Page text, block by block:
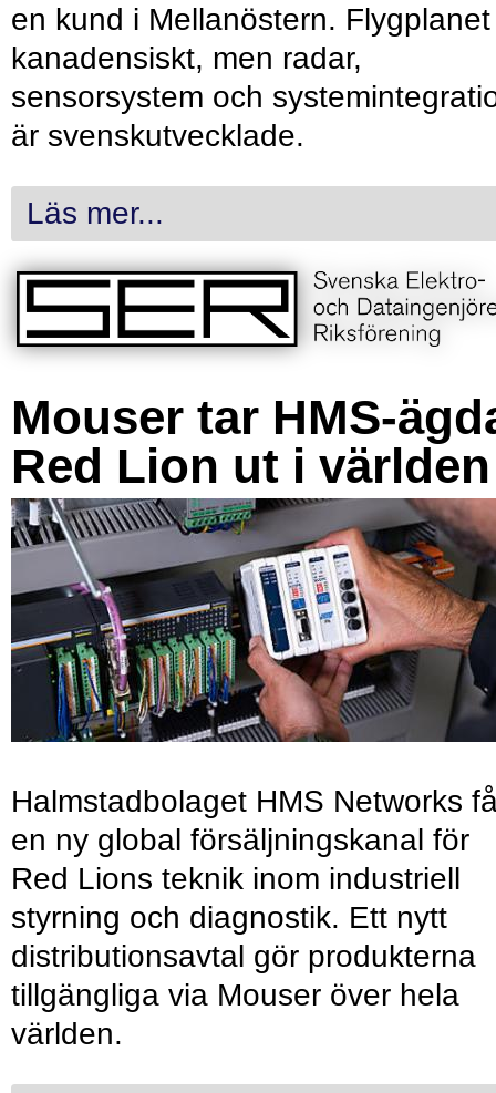
en kund i Mellanöstern.
kanadensiskt, men radar,
sensorsystem och
är svenskutvecklade.
Läs mer...
Mouser tar HMS-
Red Lion ut i världen
Halmstadbolaget HMS Networks
en ny global försäljningskanal för
Red Lions teknik inom industriell
styrning och diagnostik. Ett nytt
distributionsavtal gör produkterna
tillgängliga via Mouser över hela
världen.